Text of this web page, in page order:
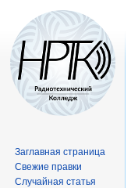
Заглавная страница
Свежие правки
Случайная статья